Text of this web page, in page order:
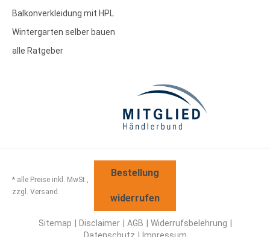
Balkonverkleidung mit HPL
Wintergarten selber bauen
alle Ratgeber
* alle Preise inkl. MwSt.,
zzgl. Versand.
Bestellung
widerrufen
Sitemap Disclaimer AGB
Widerrufsbelehrung
Datenschutz
Impressum